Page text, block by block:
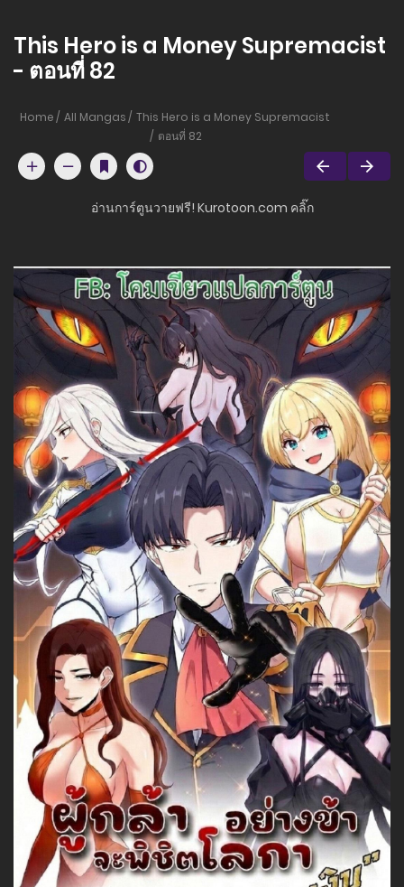
This Hero is a Money Supremacist
- ตอนที่ 82
Home All Mangas
This Hero is a Money Supremacist
ตอนที่ 82
อ่านการ์ตูนวายฟรี! Kurotoon.com คลิ๊ก